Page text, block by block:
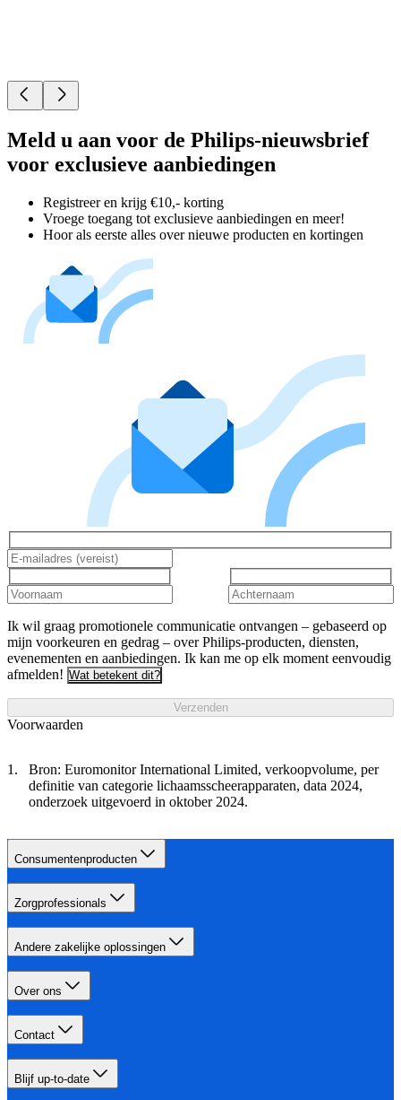
Meld u aan voor de Philips-nieuwsbrief
voor exclusieve aanbiedingen
Registreer en krijg €10,- korting
Vroege toegang tot exclusieve aanbiedingen en meer!
Hoor als eerste alles over nieuwe producten en kortingen
Ik wil graag promotionele communicatie ontvangen – gebaseerd op
mijn voorkeuren en gedrag – over Philips-producten, diensten,
evenementen en aanbiedingen. Ik kan me op elk moment eenvoudig
afmelden! Wat betekent dit?
Verzenden
Voorwaarden
Bron: Euromonitor International Limited, verkoopvolume, per
definitie van categorie lichaamsscheerapparaten, data 2024,
onderzoek uitgevoerd in oktober 2024.
Consumentenproducten
Zorgprofessionals
Andere zakelijke oplossingen
Over ons
Contact
Blijf up-to-date